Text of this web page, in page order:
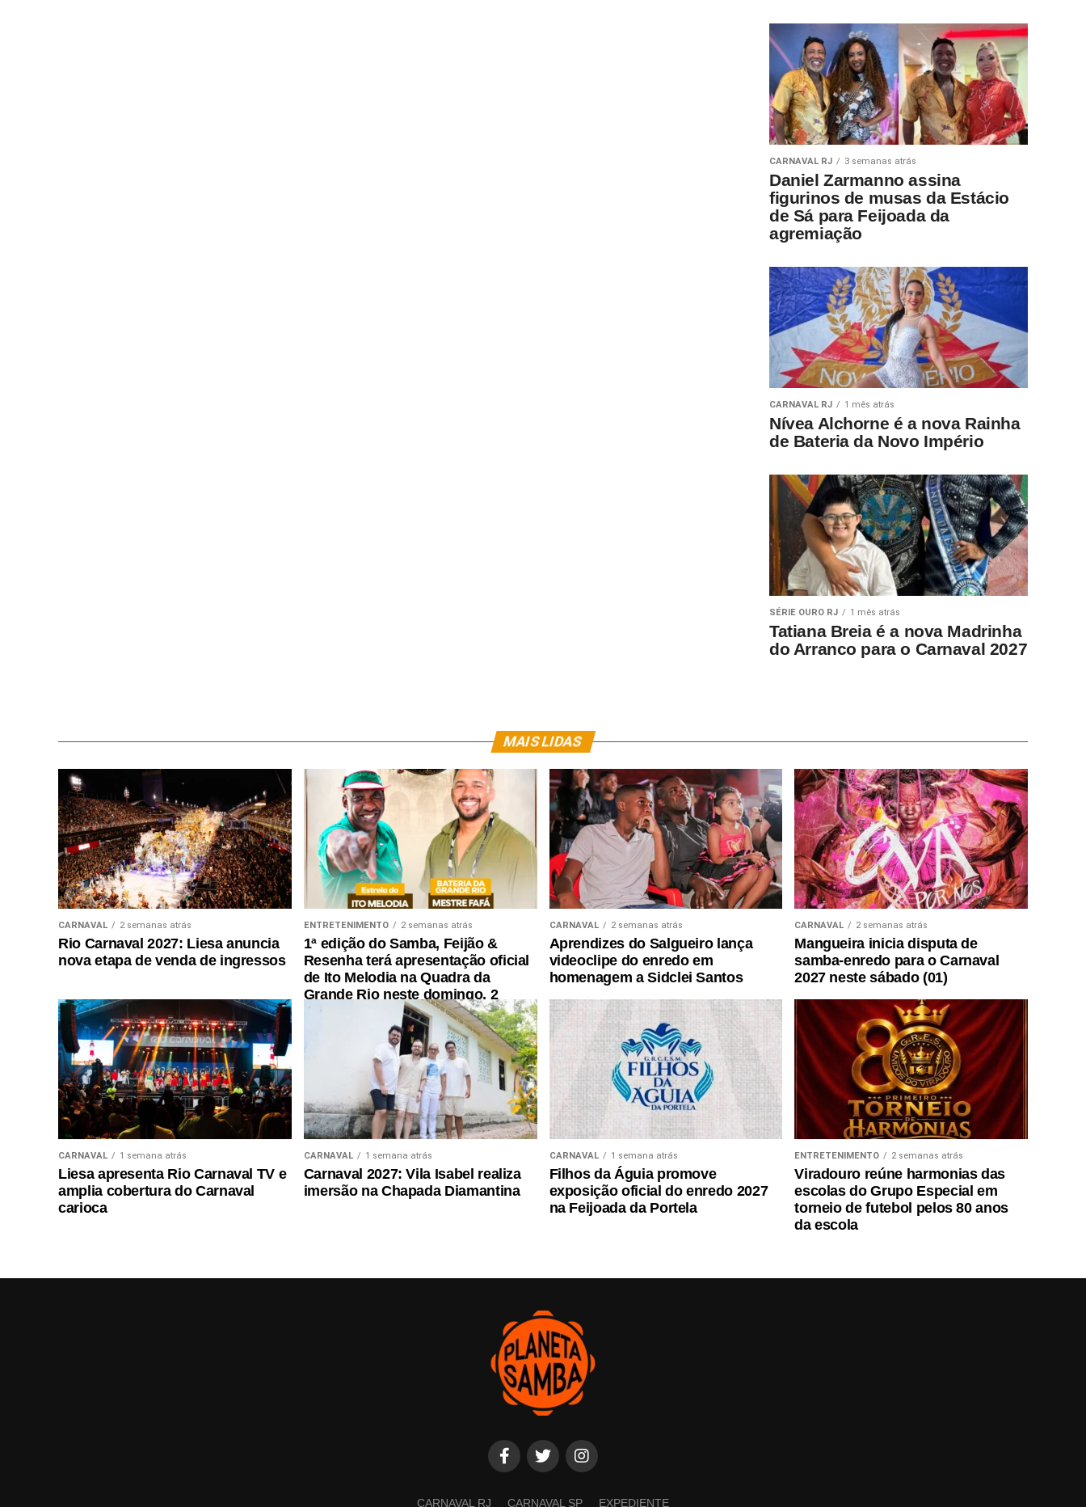
CARNAVAL RJ 3 semanas atrás
Daniel Zarmanno assina
figurinos de musas da Estácio
de Sá para Feijoada da
agremiação
CARNAVAL RJ 1 mês atrás
Nívea Alchorne é a nova Rainha
de Bateria da Novo Império
SÉRIE OURO RJ 1 mês atrás
Tatiana Breia é a nova Madrinha
do Arranco para o Carnaval 2027
MAIS LIDAS
CARNAVAL 2 semanas atrás
Rio Carnaval 2027: Liesa anuncia
nova etapa de venda de ingressos
ENTRETENIMENTO 2 semanas atrás
1ª edição do Samba, Feijão &
Resenha terá apresentação oficial
de Ito Melodia na Quadra da
Grande Rio neste domingo, 2
CARNAVAL 2 semanas atrás
Aprendizes do Salgueiro lança
videoclipe do enredo em
homenagem a Sidclei Santos
CARNAVAL 2 semanas atrás
Mangueira inicia disputa de
samba-enredo para o Carnaval
2027 neste sábado (01)
CARNAVAL 1 semana atrás
Liesa apresenta Rio Carnaval TV e
amplia cobertura do Carnaval
carioca
CARNAVAL 1 semana atrás
Carnaval 2027: Vila Isabel realiza
imersão na Chapada Diamantina
CARNAVAL 1 semana atrás
Filhos da Águia promove
exposição oficial do enredo 2027
na Feijoada da Portela
ENTRETENIMENTO 2 semanas atrás
Viradouro reúne harmonias das
escolas do Grupo Especial em
torneio de futebol pelos 80 anos
da escola
CARNAVAL RJ CARNAVAL SP EXPEDIENTE